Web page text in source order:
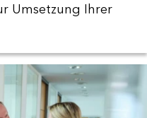
Umsetzung Ihrer